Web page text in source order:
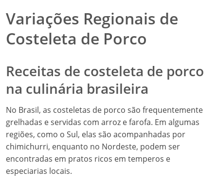
Variações Regionais de
Costeleta de Porco
Receitas de costeleta de porco
na culinária brasileira
No Brasil, as costeletas de porco são frequentemente
grelhadas e servidas com arroz e farofa. Em algumas
regiões, como o Sul, elas são acompanhadas por
chimichurri, enquanto no Nordeste, podem ser
encontradas em pratos ricos em temperos e
especiarias locais.